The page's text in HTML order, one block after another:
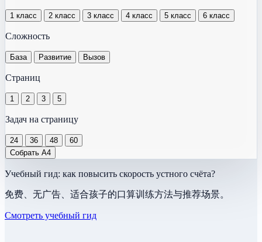
1 класс 2 класс 3 класс 4 класс 5 класс 6 класс
Сложность
База Развитие Вызов
Страниц
1 2 3 5
Задач на страницу
24 36 48 60
Учебный гид: как повысить скорость устного счёта?
免费、无广告、适合孩子的口算训练方法与推荐场景。
Смотреть учебный гид